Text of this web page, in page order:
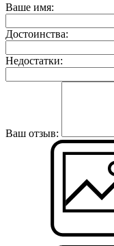
Ваше имя:
Достоинства:
Недостатки:
Ваш отзыв: